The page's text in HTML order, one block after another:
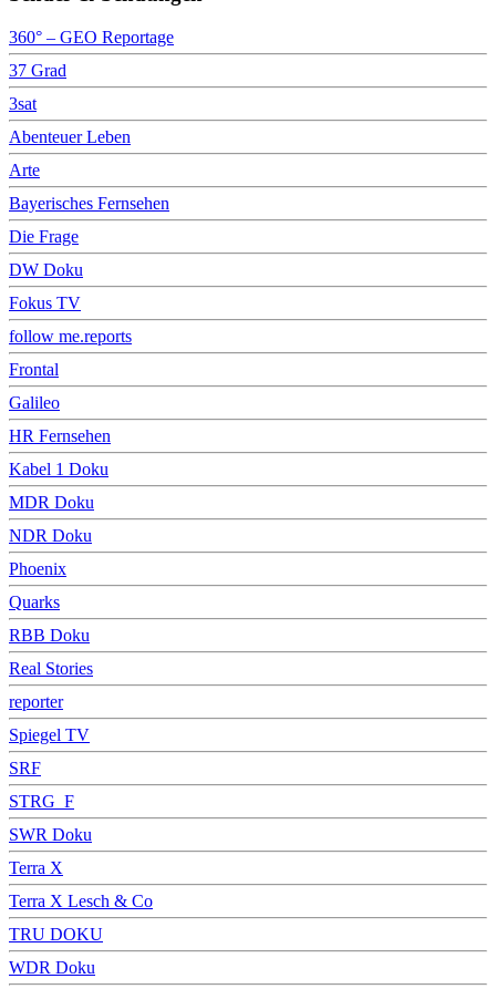
360° – GEO Reportage
37 Grad
3sat
Abenteuer Leben
Arte
Bayerisches Fernsehen
Die Frage
DW Doku
Fokus TV
follow me.reports
Frontal
Galileo
HR Fernsehen
Kabel 1 Doku
MDR Doku
NDR Doku
Phoenix
Quarks
RBB Doku
Real Stories
reporter
Spiegel TV
SRF
STRG_F
SWR Doku
Terra X
Terra X Lesch & Co
TRU DOKU
WDR Doku